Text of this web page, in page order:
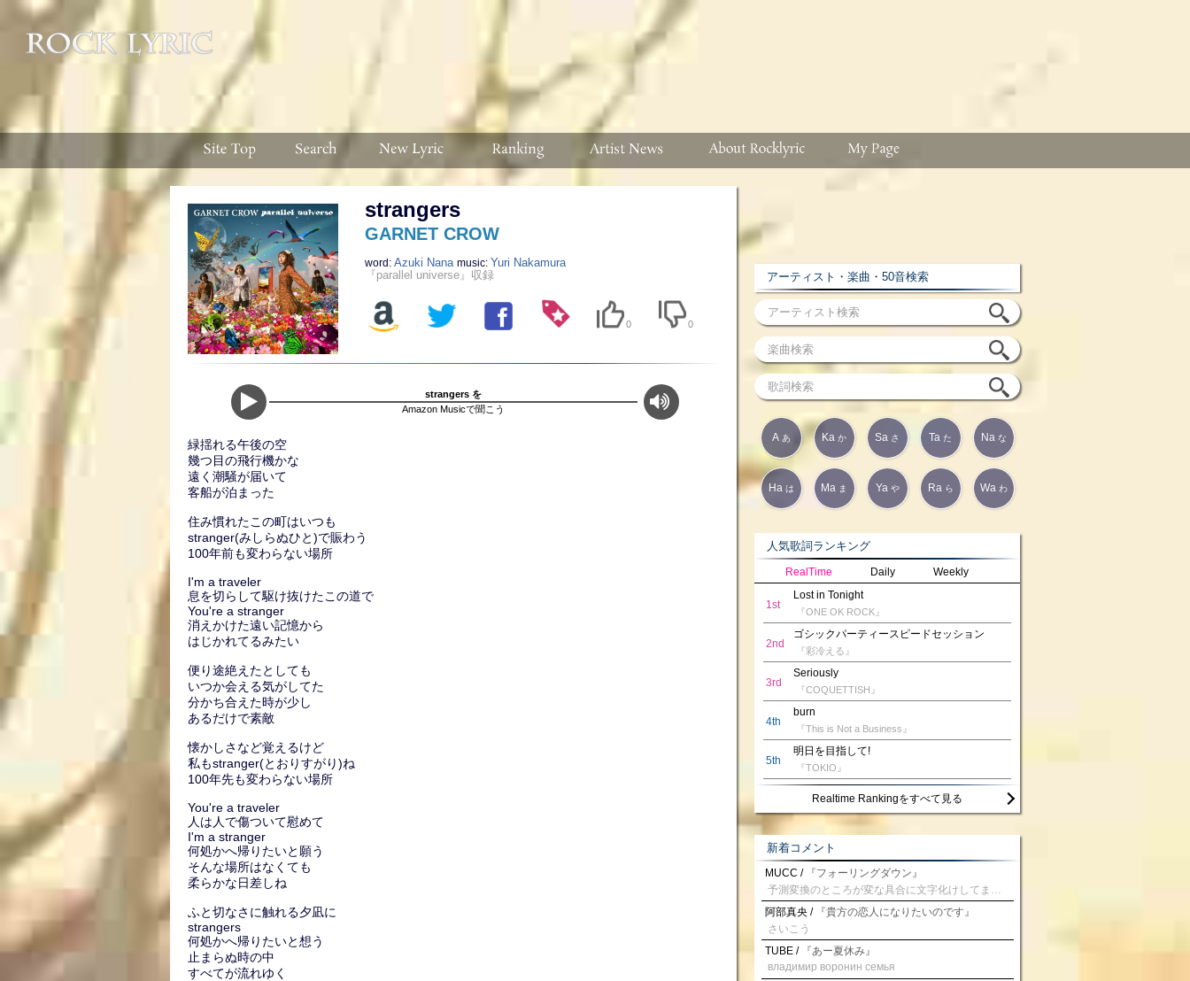
strangers
GARNET CROW
word: Azuki Nana music: Yuri Nakamura
『parallel universe』収録
0 0
strangers を
Amazon Musicで聞こう
緑揺れる午後の空
幾つ目の飛行機かな
遠く潮騒が届いて
客船が泊まった
住み慣れたこの町はいつも
stranger(みしらぬひと)で賑わう
100年前も変わらない場所
I'm a traveler
息を切らして駆け抜けたこの道で
You're a stranger
消えかけた遠い記憶から
はじかれてるみたい
便り途絶えたとしても
いつか会える気がしてた
分かち合えた時が少し
あるだけで素敵
懐かしさなど覚えるけど
私もstranger(とおりすがり)ね
100年先も変わらない場所
You're a traveler
人は人で傷ついて慰めて
I'm a stranger
何処かへ帰りたいと願う
そんな場所はなくても
柔らかな日差しね
ふと切なさに触れる夕凪に
strangers
何処かへ帰りたいと想う
止まらぬ時の中
すべてが流れゆく
アーティスト・楽曲・50音検索
A あ Ka か Sa さ Ta た Na な
Ha は Ma ま Ya や Ra ら Wa わ
人気歌詞ランキング
RealTime Daily Weekly
1st
Lost in Tonight
『ONE OK ROCK』
2nd
ゴシックパーティースピードセッション
『彩冷える』
3rd
Seriously
『COQUETTISH』
4th
burn
『This is Not a Business』
5th
明日を目指して!
『TOKIO』
Realtime Rankingをすべて見る
新着コメント
MUCC / 『フォーリングダウン』
阿部真央 / 『貴方の恋人になりたいのです』
さいこう
TUBE / 『あー夏休み』
владимир воронин семья